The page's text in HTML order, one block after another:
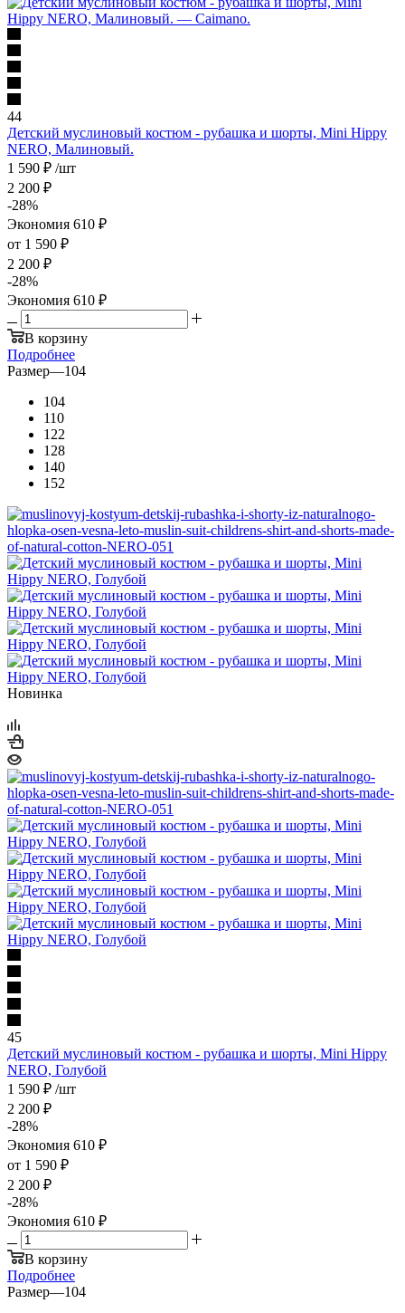
44
Детский муслиновый костюм - рубашка и шорты, Mini Hippy
NERO, Малиновый.
1 590 ₽ /шт
2 200 ₽
-28%
Экономия 610 ₽
от 1 590 ₽
2 200 ₽
-28%
Экономия 610 ₽
В корзину
Подробнее
Размер—104
104
110
122
128
140
152
Новинка
45
Детский муслиновый костюм - рубашка и шорты, Mini Hippy
NERO, Голубой
1 590 ₽ /шт
2 200 ₽
-28%
Экономия 610 ₽
от 1 590 ₽
2 200 ₽
-28%
Экономия 610 ₽
В корзину
Подробнее
Размер—104